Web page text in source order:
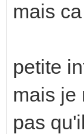
mais
petite
mais je
pas